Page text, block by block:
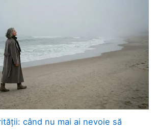
când nu mai ai nevoie să